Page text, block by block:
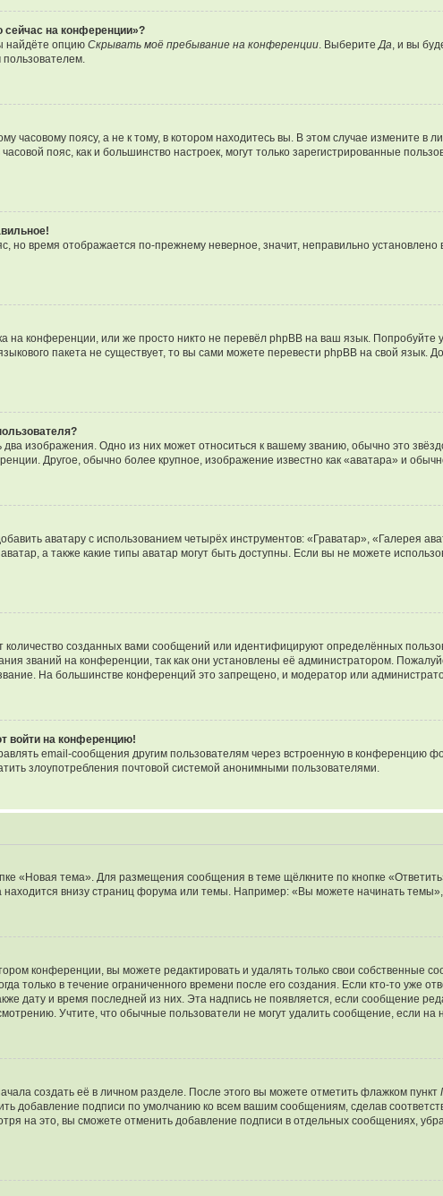
сейчас на конференции»?
найдёте опцию Скрывать моё пребывание на конференции . Выберите Да , и вы
часовому поясу, а не к тому, в котором находитесь вы. В этом случае измените в
пояс, как и большинство настроек, могут только зарегистрированные
но время отображается по-прежнему неверное, значит, неправильно
на конференции, или же просто никто не перевёл phpBB на ваш язык.
пакета не существует, то вы сами можете перевести phpBB на свой
изображения. Одно из них может относиться к вашему званию, обычно это
Другое, обычно более крупное, изображение известно как «аватара» и
аватару с использованием четырёх инструментов: «Граватар», «Галерея
а также какие типы аватар могут быть доступны. Если вы не можете
созданных вами сообщений или идентифицируют определённых
званий на конференции, так как они установлены её администратором.
На большинстве конференций это запрещено, и модератор или
войти на конференцию!
email-сообщения другим пользователям через встроенную в конференцию
злоупотребления почтовой системой анонимными пользователями.
«Новая тема». Для размещения сообщения в теме щёлкните по кнопке
внизу страниц форума или темы. Например: «Вы можете начинать
конференции, вы можете редактировать и удалять только свои собственные
только в течение ограниченного времени после его создания. Если кто-то уже
дату и время последней из них. Эта надпись не появляется, если сообщение
Учтите, что обычные пользователи не могут удалить сообщение, если на
создать её в личном разделе. После этого вы можете отметить флажком пункт
добавление подписи по умолчанию ко всем вашим сообщениям, сделав
на это, вы сможете отменить добавление подписи в отдельных сообщениях,